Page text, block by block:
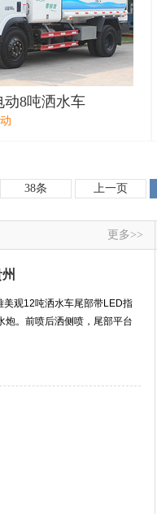
8吨洒水车
38条 上一页
更多>>
观12吨洒水车尾部带LED指
炮。前喷后洒侧喷，尾部平台